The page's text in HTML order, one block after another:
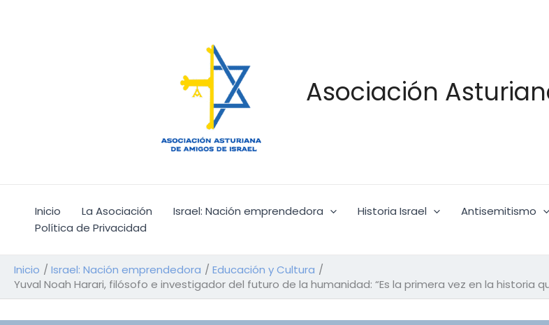
Asociación
Inicio La Asociación Israel: Nación emprendedora Historia Israel Antisemitismo
Política de Privacidad
Inicio Israel: Nación emprendedora
Educación y Cultura
Yuval Noah Harari, filósofo e investigador del futuro de la humanidad: “Es la primera vez en la